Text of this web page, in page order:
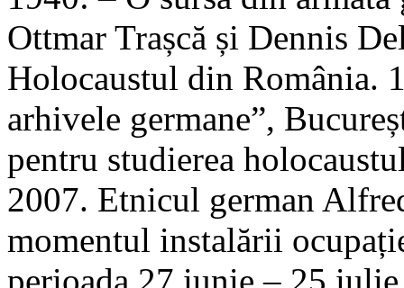
Ottmar Trașcă și Dennis
Holocaustul din România.
arhivele germane”,
pentru studierea
2007. Etnicul german
momentul instalării